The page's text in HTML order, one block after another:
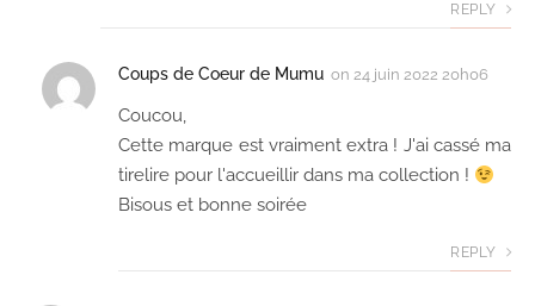
REPLY
Coups de Coeur de Mumu on 24 juin 2022 20h06
Coucou,
Cette marque est vraiment extra ! J'ai cassé ma
tirelire pour l'accueillir dans ma collection !
Bisous et bonne soirée
REPLY